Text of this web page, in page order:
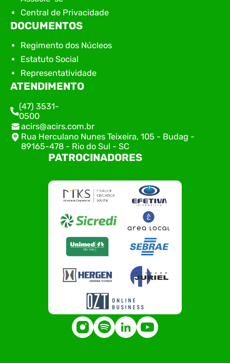
Central de Privacidade
DOCUMENTOS
Regimento dos Núcleos
Estatuto Social
Representatividade
ATENDIMENTO
(47) 3531-
0500
acirs@acirs.com.br
Rua Herculano Nunes Teixeira, 105 - Budag -
89165-478 - Rio do Sul - SC
PATROCINADORES